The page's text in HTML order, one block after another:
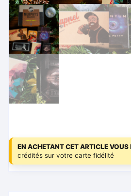
EN ACHETANT CET ARTICLE VOUS
crédités sur votre carte fidélité